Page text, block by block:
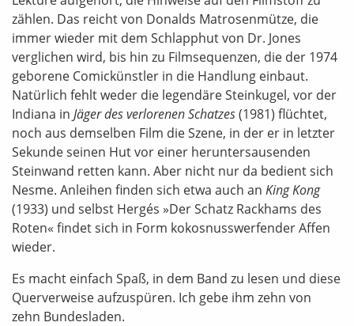
zählen. Das reicht von Donalds Matrosenmütze, die
immer wieder mit dem Schlapphut von Dr. Jones
verglichen wird, bis hin zu Filmsequenzen, die der 1974
geborene Comickünstler in die Handlung einbaut.
Natürlich fehlt weder die legendäre Steinkugel, vor der
Indiana in Jäger des verlorenen Schatzes(1981) flüchtet,
noch aus demselben Film die Szene, in der er in letzter
Sekunde seinen Hut vor einer heruntersausenden
Steinwand retten kann. Aber nicht nur da bedient sich
Nesme. Anleihen finden sich etwa auch an King Kong
(1933) und selbst Hergés »Der Schatz Rackhams des
Roten« findet sich in Form kokosnusswerfender Affen
wieder.
Es macht einfach Spaß, in dem Band zu lesen und diese
Querverweise aufzuspüren. Ich gebe ihm zehn von
zehn Bundesladen.